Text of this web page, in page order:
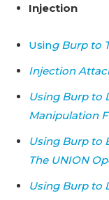
Injection
Using Burp to
Injection
Using Burp to
Manipulation
Using Burp to
The UNION
Using Burp to